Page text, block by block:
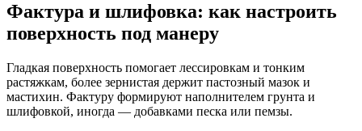
Фактура и шлифовка: как настроить
поверхность под манеру
Гладкая поверхность помогает лессировкам и тонким
растяжкам, более зернистая держит пастозный мазок и
мастихин. Фактуру формируют наполнителем грунта и
шлифовкой, иногда — добавками песка или пемзы.